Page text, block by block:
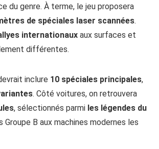
du genre. À terme, le jeu proposera
de spéciales laser scannées.
internationaux aux surfaces et
différentes.
inclure 10 spéciales principales,
. Côté voitures, on retrouvera
, sélectionnés parmi les légendes du
Groupe B aux machines modernes les